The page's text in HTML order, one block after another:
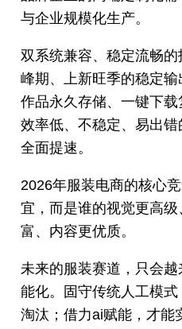
与企业规模化生产。
双系统兼容、稳定流畅
峰期、上新旺季的稳定输
作品永久存储、一键下
效率低、不稳定、易出
全面提速。
2026年服装电商的核心
宜，而是谁的视觉更高
富、内容更优质。
未来的服装赛道，只会
能化。固守传统人工模
淘汰；借力ai赋能，才能